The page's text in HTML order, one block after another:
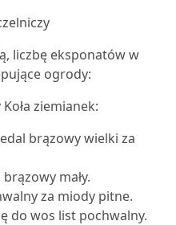
liczbę eksponatów w
ogrody:
ziemianek:
brązowy wielki za
brązowy mały.
za miody pitne.
do wos list pochwalny.